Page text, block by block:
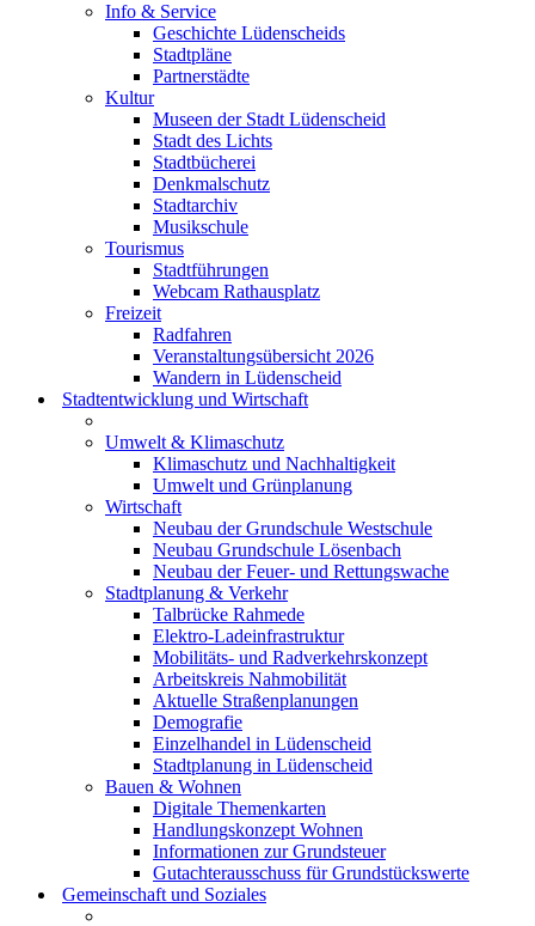
Info & Service
Geschichte Lüdenscheids
Stadtpläne
Partnerstädte
Kultur
Museen der Stadt Lüdenscheid
Stadt des Lichts
Stadtbücherei
Denkmalschutz
Stadtarchiv
Musikschule
Tourismus
Stadtführungen
Webcam Rathausplatz
Freizeit
Radfahren
Veranstaltungsübersicht 2026
Wandern in Lüdenscheid
Stadtentwicklung und Wirtschaft
Umwelt & Klimaschutz
Klimaschutz und Nachhaltigkeit
Umwelt und Grünplanung
Wirtschaft
Neubau der Grundschule Westschule
Neubau Grundschule Lösenbach
Neubau der Feuer- und Rettungswache
Stadtplanung & Verkehr
Talbrücke Rahmede
Elektro-Ladeinfrastruktur
Mobilitäts- und Radverkehrskonzept
Arbeitskreis Nahmobilität
Aktuelle Straßenplanungen
Demografie
Einzelhandel in Lüdenscheid
Stadtplanung in Lüdenscheid
Bauen & Wohnen
Digitale Themenkarten
Handlungskonzept Wohnen
Informationen zur Grundsteuer
Gutachterausschuss für Grundstückswerte
Gemeinschaft und Soziales